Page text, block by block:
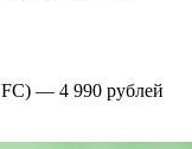
— 4 990 рублей